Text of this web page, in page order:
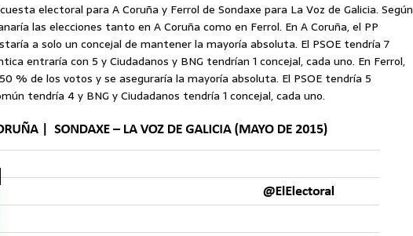
electoral para A Coruña y Ferrol de Sondaxe para La Voz de Galicia. Según
las elecciones tanto en A Coruña como en Ferrol. En A Coruña, el PP
a solo un concejal de mantener la mayoría absoluta. El PSOE tendría 7
entraría con 5 y Ciudadanos y BNG tendrían 1 concejal, cada uno. En Ferrol,
% de los votos y se aseguraría la mayoría absoluta. El PSOE tendría 5
tendría 4 y BNG y Ciudadanos tendría 1 concejal, cada uno.